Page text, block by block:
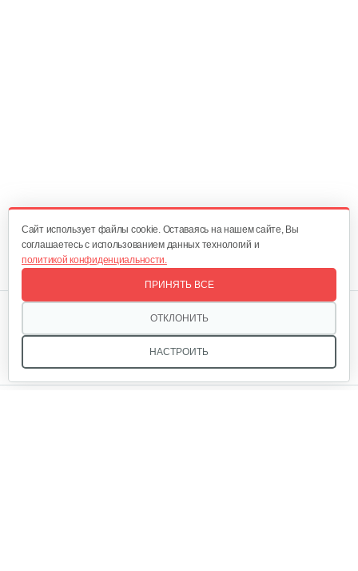
Cайт использует файлы cookie. Оставаясь на нашем сайте, Вы
соглашаетесь с использованием данных технологий и
политикой конфиденциальности.
НАСТРОИТЬ
ОТКЛОНИТЬ
ПРИНЯТЬ ВСЕ